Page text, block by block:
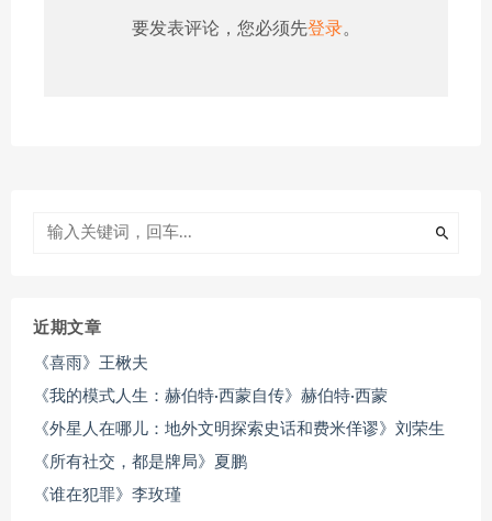
要发表评论，您必须先登录。
近期文章
《喜雨》王楸夫
《我的模式人生：赫伯特·西蒙自传》赫伯特·西蒙
《外星人在哪儿：地外文明探索史话和费米佯谬》刘荣生
《所有社交，都是牌局》夏鹏
《谁在犯罪》李玫瑾